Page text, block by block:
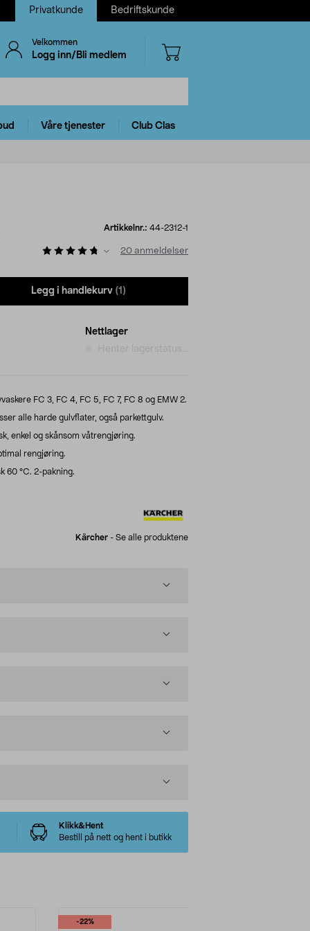
Privatkunde Bedriftskunde
Velkommen
Logg inn/Bli medlem
Våre tjenester Club Clas
Artikkelnr.: 44-2312-1
20 anmeldelser
Legg i handlekurv (1)
Nettlager
FC 3, FC 4, FC 5, FC 7, FC 8 og EMW 2.
alle harde gulvflater, også parkettgulv.
enkel og skånsom våtrengjøring.
rengjøring.
60 °C. 2-pakning.
Kärcher - Se alle produktene
Klikk&Hent
Bestill på nett og hent i butikk
-22%